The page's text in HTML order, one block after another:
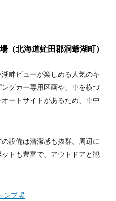
（北海道虻田郡洞爺湖町）
畔ビューが楽しめる人気のキ
グカー専用区画や、車を横づ
ートサイトがあるため、車中
設備は清潔感も抜群。周辺に
トも豊富で、アウトドアと観
ンプ場